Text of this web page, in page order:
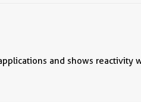
and shows reactivity